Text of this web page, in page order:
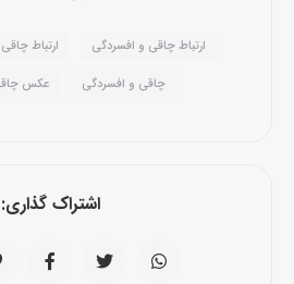
ارتباط چاقی و افسردگی ارتباط
چاقی و افسردگی عکس
اشتراک گذاری: